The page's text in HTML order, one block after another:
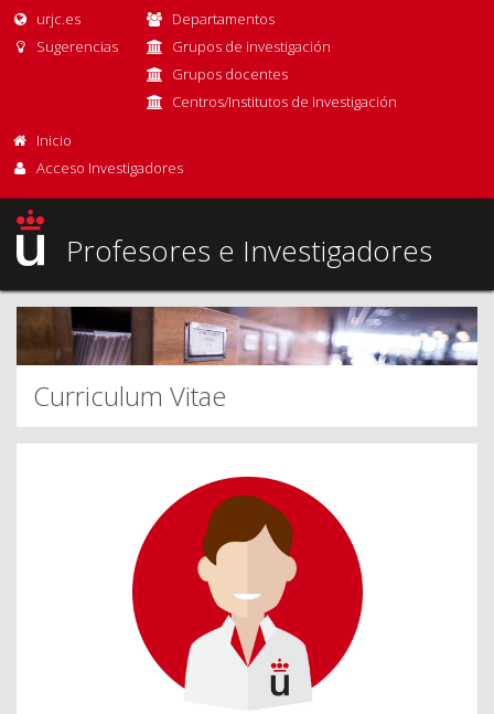
urjc.es
Sugerencias
Departamentos
Grupos de investigación
Grupos docentes
Centros/Institutos de Investigación
Inicio
Acceso Investigadores
Profesores e Investigadores
Curriculum Vitae